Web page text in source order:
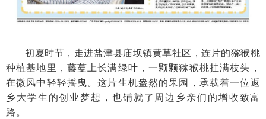
初夏时节，走进盐津县庙坝镇黄草社区，连片的猕猴桃
种植基地里，藤蔓上长满绿叶，一颗颗猕猴桃挂满枝头，
在微风中轻轻摇曳。这片生机盎然的果园，承载着一位返
乡大学生的创业梦想，也铺就了周边乡亲们的增收致富
路。